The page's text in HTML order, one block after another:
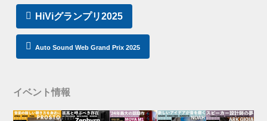
HiViグランプリ2025
Auto Sound Web Grand Prix 2025
イベント情報